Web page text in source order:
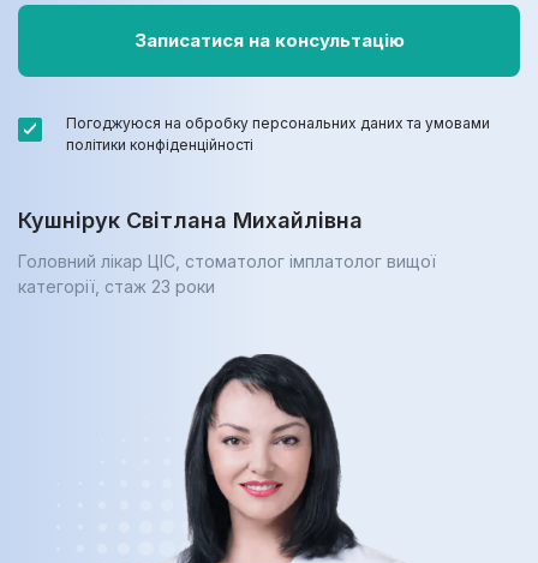
Погоджуюся на обробку персональних даних та умовами
політики конфіденційності
Кушнірук Світлана Михайлівна
Головний лікар ЦІС, стоматолог імплатолог вищої
категорії, cтаж 23 роки